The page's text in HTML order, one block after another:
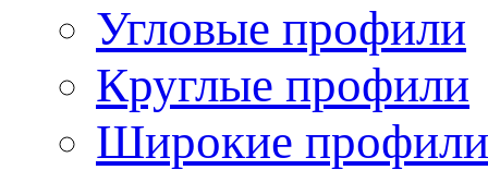
Угловые профили
Круглые профили
Широкие профили